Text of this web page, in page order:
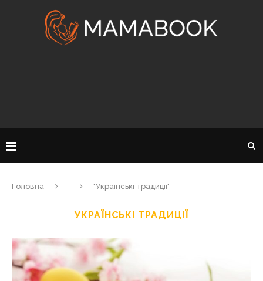
Головна "Українські традиції"
УКРАЇНСЬКІ ТРАДИЦІЇ